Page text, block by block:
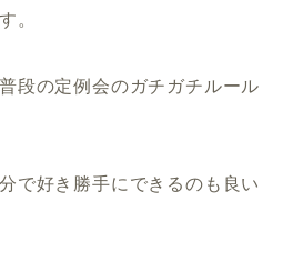
。
段の定例会のガチガチルール
で好き勝手にできるのも良い